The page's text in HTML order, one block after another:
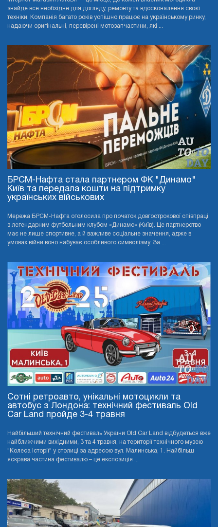
знайде все необхідне для догляду, ремонту та вдосконалення своєї
техніки. Компанія багато років успішно працює на українському ринку,
надаючи оригінальні, перевірені мотозапчастини, які ...
БРСМ-Нафта стала партнером ФК "Динамо"
Київ та передала кошти на підтримку
українських військових
Мережа БРСМ-Нафта оголосила про початок довгострокової співпраці
з легендарним футбольним клубом «Динамо» (Київ). Це партнерство
має не лише спортивне, а й важливе соціальне значення, адже в
умовах війни воно набуває особливого символізму. За ...
Сотні ретроавто, унікальні мотоцикли та
автобус з Лондона: технічний фестиваль Old
Car Land пройде 3-4 травня
Найбільший технічний фестиваль України Old Car Land відбудеться вже
найближчими вихідними, 3 та 4 травня, на території технічного музею
"Колеса Історії" у столиці за адресою вул. Малинська, 1. Найбільш
яскрава частина фестивалю – це експозиція ...